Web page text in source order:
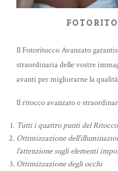
Il Fotoritocco Avanzato
straordinaria delle vostre
avanti per migliorarne la
Il ritocco avanzato e
Tutti i quattro punti del
Ottimizzazione
l’attenzione sugli elementi
Ottimizzazione degli occhi